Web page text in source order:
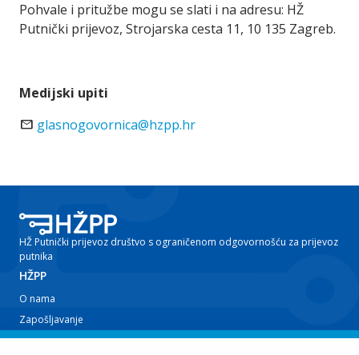
Pohvale i pritužbe mogu se slati i na adresu: HŽ
Putnički prijevoz, Strojarska cesta 11, 10 135 Zagreb.
Medijski upiti
mail glasnogovornica@hzpp.hr
HŽ Putnički prijevoz društvo s ograničenom odgovornošću za prijevoz
putnika
HŽPP
O nama
Zapošljavanje
Planovi i izvještaji